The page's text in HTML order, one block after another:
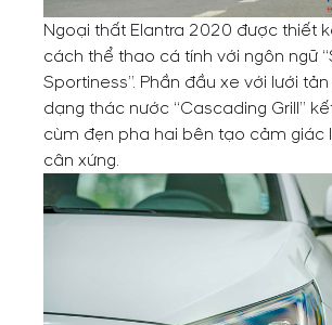
Ngoại thất Elantra 2020 được thiết
cách thể thao cá tính với ngôn ngữ
Sportiness”. Phần đầu xe với lưới
dạng thác nước “Cascading Grill”
cùm đẹn pha hai bên tạo cảm giác
cân xứng.